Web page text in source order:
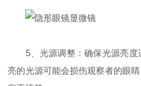
5、光源调整：确保光源亮度
亮的光源可能会损伤观察者的眼